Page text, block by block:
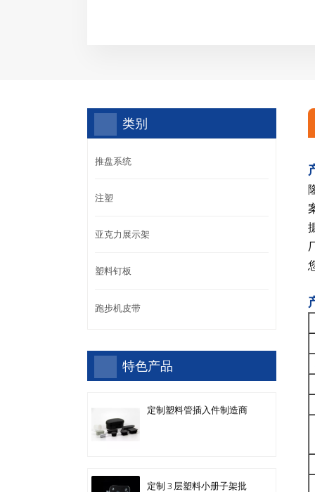
类别
推盘系统
注塑
亚克力展示架
塑料钉板
跑步机皮带
特色产品
定制塑料管插入件制造商
定制 3 层塑料小册子架批